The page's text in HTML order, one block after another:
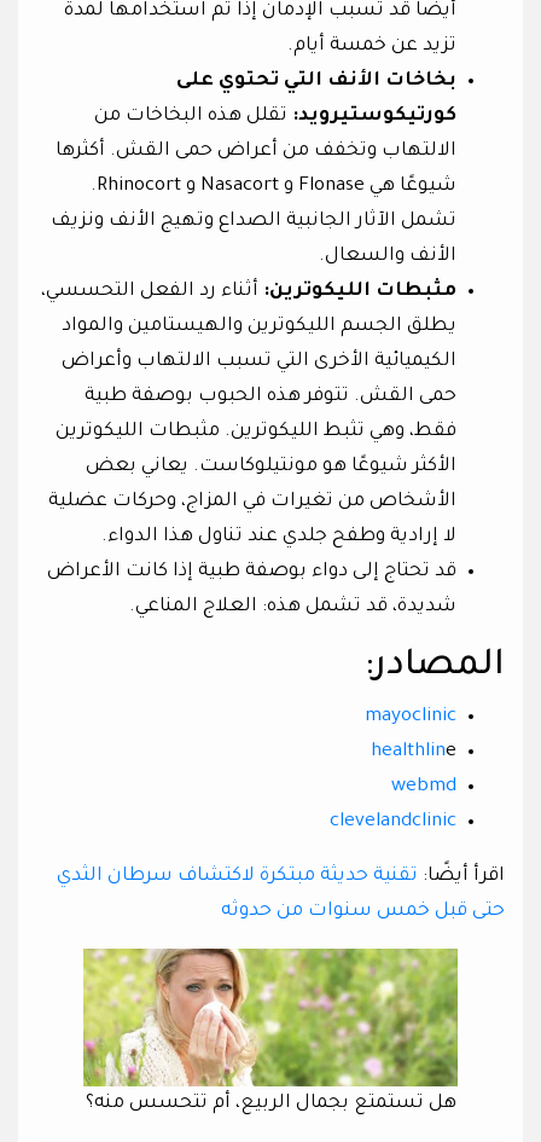
أيضًا قد تسبب الإدمان إذا تم استخدامها لمدة
تزيد عن خمسة أيام.
بخاخات الأنف التي تحتوي على
كورتيكوستيرويد: تقلل هذه البخاخات من
الالتهاب وتخفف من أعراض حمى القش. أكثرها
شيوعًا هي Flonase و Nasacort و Rhinocort.
تشمل الآثار الجانبية الصداع وتهيج الأنف ونزيف
الأنف والسعال.
مثبطات الليكوترين: أثناء رد الفعل التحسسي،
يطلق الجسم الليكوترين والهيستامين والمواد
الكيميائية الأخرى التي تسبب الالتهاب وأعراض
حمى القش. تتوفر هذه الحبوب بوصفة طبية
فقط، وهي تثبط الليكوترين. مثبطات الليكوترين
الأكثر شيوعًا هو مونتيلوكاست. يعاني بعض
الأشخاص من تغيرات في المزاج، وحركات عضلية
لا إرادية وطفح جلدي عند تناول هذا الدواء.
قد تحتاج إلى دواء بوصفة طبية إذا كانت الأعراض
شديدة، قد تشمل هذه: العلاج المناعي.
المصادر:
mayoclinic
healthline
webmd
clevelandclinic
اقرأ أيضًا: تقنية حديثة مبتكرة لاكتشاف سرطان الثدي
حتى قبل خمس سنوات من حدوثه
هل تستمتع بجمال الربيع، أم تتحسس منه؟